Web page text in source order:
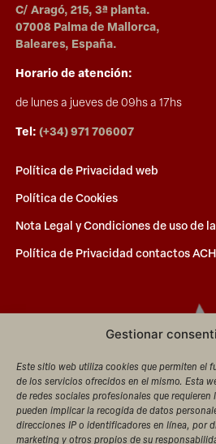
Gestionar
Este sitio web utiliza cookies que permiten el
de los servicios ofrecidos en el mismo. Esta
de redes sociales profesionales que
pueden implicar la recogida de datos
direcciones IP o identificadores en línea, por
marketing y otros propios de su
C/ Aragó, 215, 3ª planta.
07008 Palma de Mallorca,
Baleares, España.
Horario de atención:
de lunes a jueves de 09hs a 17hs
Tel:(+34) 971 706007
Política de Privacidad web
Política de Cookies
Nota Legal y Condiciones de uso de
Política de Privacidad contactos ACH